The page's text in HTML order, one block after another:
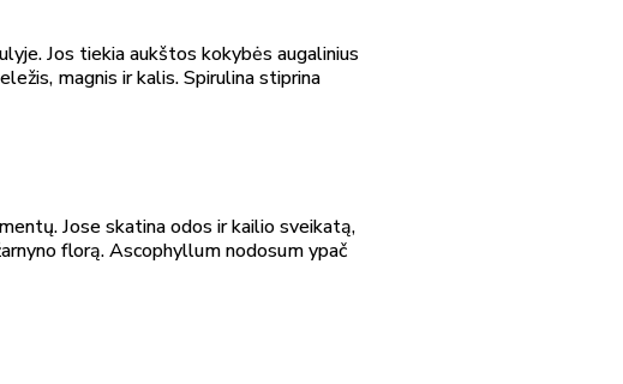
Jos tiekia aukštos kokybės augalinius
magnis ir kalis. Spirulina stiprina
Jose skatina odos ir kailio sveikatą,
florą. Ascophyllum nodosum ypač